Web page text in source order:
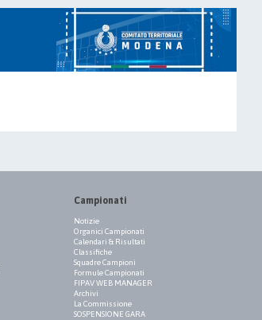
Campionati
Notizie
Organici Campionati
Calendari & Risultati
Classifiche
Squadre Campioni
Formule Campionati
FIPAV WEB MANAGER
Archivi
La Commissione
SOSPENSIONE GARA